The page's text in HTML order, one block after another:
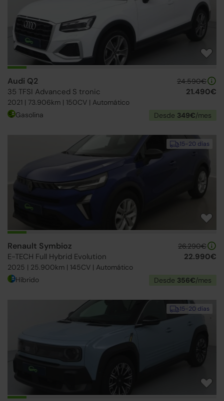
Audi Q2
35 TFSI Advanced S tronic
2021 | 73.906km | 150CV | Automático
24.590€
21.490€
Gasolina Desde 349€/mes
15-20 días
Renault Symbioz
E-TECH Full Hybrid Evolution
2025 | 25.900km | 145CV | Automático
26.290€
22.990€
Híbrido Desde 356€/mes
15-20 días